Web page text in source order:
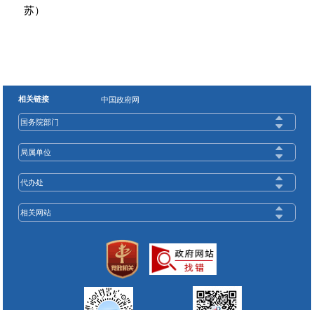
苏）
相关链接 中国政府网
国务院部门
局属单位
代办处
相关网站